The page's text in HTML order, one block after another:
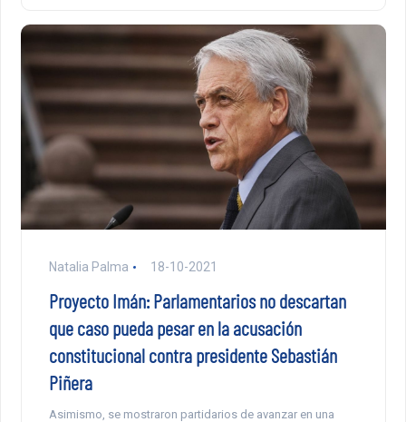
Natalia Palma 18-10-2021
Proyecto Imán: Parlamentarios no descartan
que caso pueda pesar en la acusación
constitucional contra presidente Sebastián
Piñera
Asimismo, se mostraron partidarios de avanzar en una